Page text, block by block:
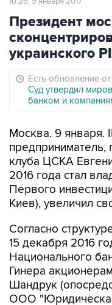
Президент
украинского
Есть обновление от
Суд утвердил
банком и
Москва. 9 января.
предприниматель,
клуба ЦСКА
2016 года стал
Первого
Киев), увеличил
Согласно
15 декабря 2016
Национального
Гинера
Шандрук
ООО